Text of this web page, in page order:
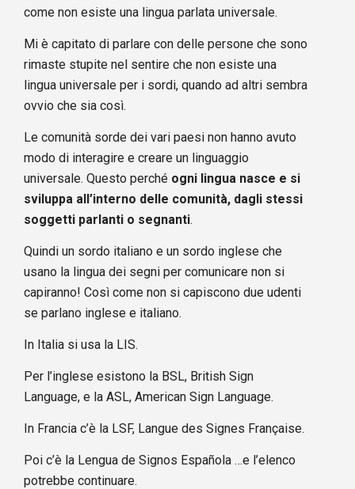
come non esiste una lingua parlata universale.
Mi è capitato di parlare con delle persone che sono
rimaste stupite nel sentire che non esiste una
lingua universale per i sordi, quando ad altri sembra
ovvio che sia così.
Le comunità sorde dei vari paesi non hanno avuto
modo di interagire e creare un linguaggio
universale. Questo perché ogni lingua nasce e si
sviluppa all’interno delle comunità, dagli stessi
soggetti parlanti o segnanti.
Quindi un sordo italiano e un sordo inglese che
usano la lingua dei segni per comunicare non si
capiranno! Così come non si capiscono due udenti
se parlano inglese e italiano.
In Italia si usa la LIS.
Per l’inglese esistono la BSL, British Sign
Language, e la ASL, American Sign Language.
In Francia c’è la LSF, Langue des Signes Française.
Poi c’è la Lengua de Signos Española …e l’elenco
potrebbe continuare.